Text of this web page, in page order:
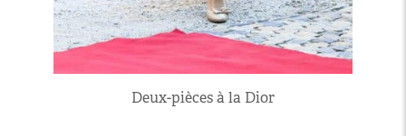
Deux-pièces à la Dior